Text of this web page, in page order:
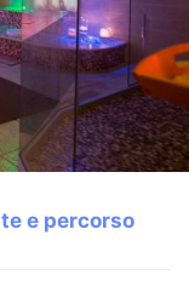
e percorso